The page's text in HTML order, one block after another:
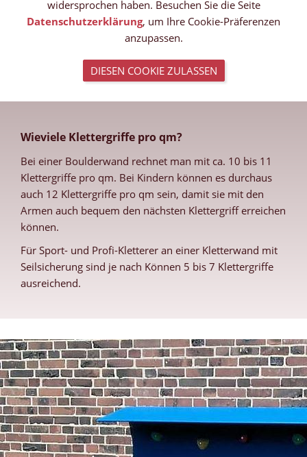
widersprochen haben. Besuchen Sie die Seite
Datenschutzerklärung, um Ihre Cookie-Präferenzen
anzupassen.
DIESEN COOKIE ZULASSEN
Wieviele Klettergriffe pro qm?
Bei einer Boulderwand rechnet man mit ca. 10 bis 11
Klettergriffe pro qm. Bei Kindern können es durchaus
auch 12 Klettergriffe pro qm sein, damit sie mit den
Armen auch bequem den nächsten Klettergriff erreichen
können.
Für Sport- und Profi-Kletterer an einer Kletterwand mit
Seilsicherung sind je nach Können 5 bis 7 Klettergriffe
ausreichend.